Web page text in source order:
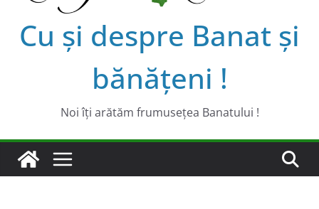
Cu şi despre Banat şi
bănăţeni !
Noi îţi arătăm frumuseţea Banatului !